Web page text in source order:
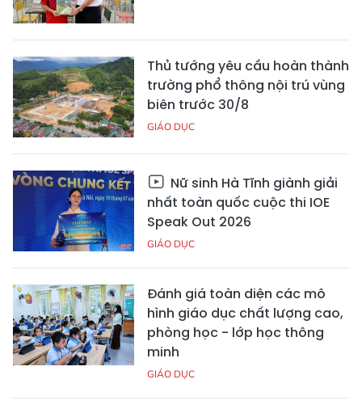
Thủ tướng yêu cầu hoàn thành
trường phổ thông nội trú vùng
biên trước 30/8
GIÁO DỤC
Nữ sinh Hà Tĩnh giành giải
nhất toàn quốc cuộc thi IOE
Speak Out 2026
GIÁO DỤC
Đánh giá toàn diện các mô
hình giáo dục chất lượng cao,
phòng học - lớp học thông
minh
GIÁO DỤC